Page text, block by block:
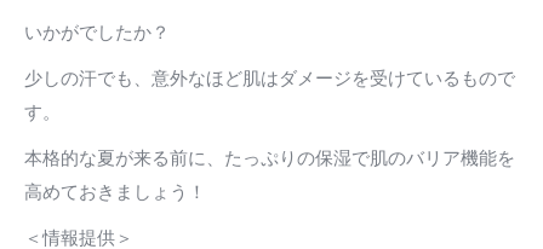
いかがでしたか？
少しの汗でも、意外なほど肌はダメージを受けているもので
す。
本格的な夏が来る前に、たっぷりの保湿で肌のバリア機能を
高めておきましょう！
＜情報提供＞